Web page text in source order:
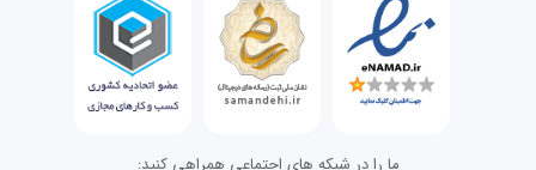
ما را در شبکه های اجتماعی همراهی کنید: